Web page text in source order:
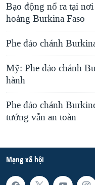
Bạo động nổ ra tại
hoảng Burkina Faso
Phe đảo chánh
Mỹ: Phe đảo chánh
hành
Phe đảo chánh
tướng vẫn an toàn
Mạng xã hội